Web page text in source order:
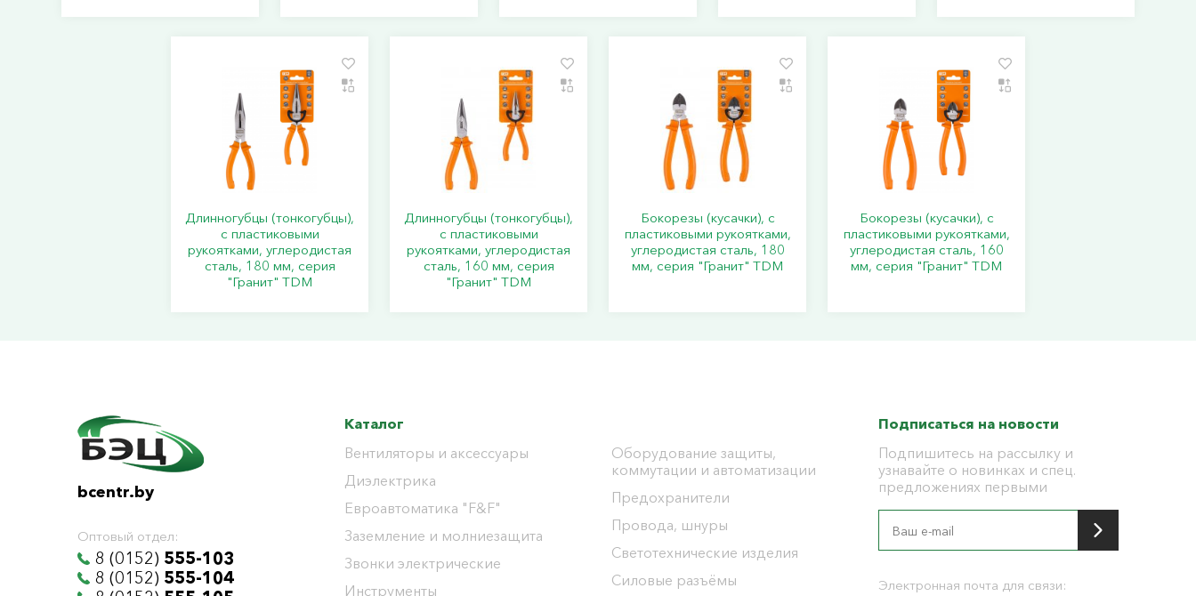
Длинногубцы (тонкогубцы),
с пластиковыми
рукоятками, углеродистая
сталь, 180 мм, серия
"Гранит" TDM
Длинногубцы (тонкогубцы),
с пластиковыми
рукоятками, углеродистая
сталь, 160 мм, серия
"Гранит" TDM
Бокорезы (кусачки), с
пластиковыми рукоятками,
углеродистая сталь, 180
мм, серия "Гранит" TDM
Бокорезы (кусачки), с
пластиковыми рукоятками,
углеродистая сталь, 160
мм, серия "Гранит" TDM
bcentr.by
Оптовый отдел:
8 (0152) 555-103
8 (0152) 555-104
Каталог
Вентиляторы и аксессуары
Диэлектрика
Евроавтоматика "F&F"
Заземление и молниезащита
Звонки электрические
Инструменты
Оборудование защиты,
коммутации и автоматизации
Предохранители
Провода, шнуры
Светотехнические изделия
Силовые разъёмы
Подписаться на новости
Подпишитесь на рассылку и
узнавайте о новинках и спец.
предложениях первыми
Электронная почта для связи: